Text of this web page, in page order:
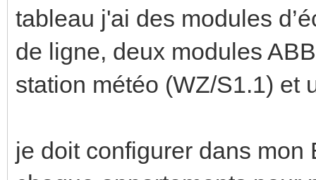
tableau j'ai des modules
de ligne, deux modules
station météo (WZ/S1.1) et
je doit configurer dans